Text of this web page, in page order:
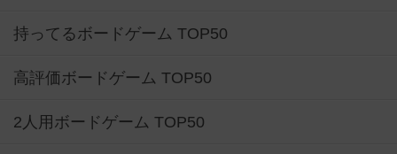
持ってるボードゲーム TOP50
高評価ボードゲーム TOP50
2人用ボードゲーム TOP50